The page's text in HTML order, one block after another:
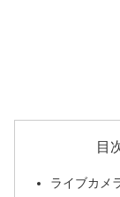
目
ライブカメ